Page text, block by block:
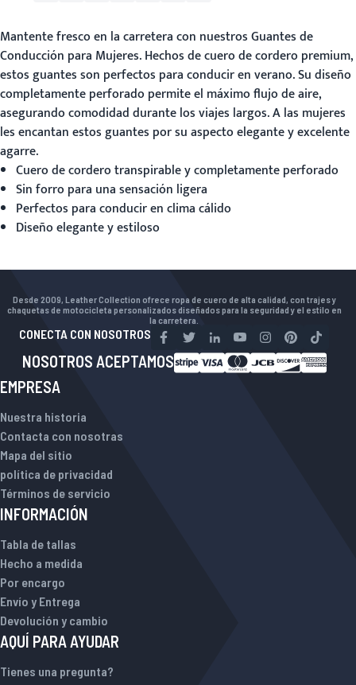
Mantente fresco en la carretera con nuestrosGuantes de
Conducción para Mujeres. Hechos de cuero de cordero premium,
estos guantes son perfectos para conducir en verano. Su diseño
completamente perforado permite el máximo flujo de aire,
asegurando comodidad durante los viajes largos. A las mujeres
les encantan estos guantes por su aspecto elegante y excelente
agarre.
Cuero de cordero transpirable y completamente perforado
Sin forro para una sensación ligera
Perfectos para conducir en clima cálido
Diseño elegante y estiloso
Desde 2009, Leather Collection ofrece ropa de cuero de alta calidad, con trajes y
chaquetas de motocicleta personalizados diseñados para la seguridad y el estilo en
la carretera.
CONECTA CON NOSOTROS
NOSOTROS ACEPTAMOS
EMPRESA
Nuestra historia
Contacta con nosotras
Mapa del sitio
política de privacidad
Términos de servicio
INFORMACIÓN
Tabla de tallas
Hecho a medida
Por encargo
Envío y Entrega
Devolución y cambio
AQUÍ PARA AYUDAR
Tienes una pregunta?